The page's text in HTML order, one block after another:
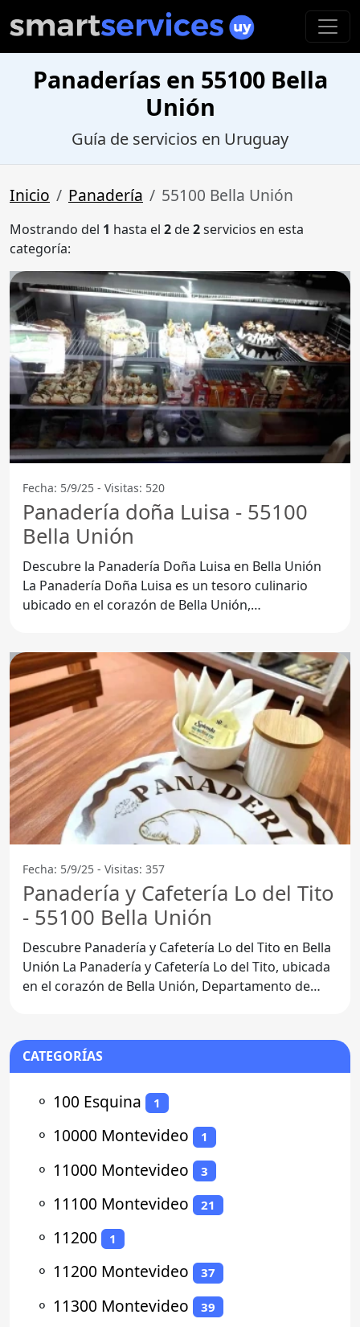
Panaderías en 55100 Bella
Unión
Guía de servicios en Uruguay
Inicio Panadería 55100 Bella Unión
Mostrando del 1 hasta el 2de2servicios en esta
categoría:
Fecha: 5/9/25 - Visitas: 520
Panadería doña Luisa - 55100
Bella Unión
Descubre la Panadería Doña Luisa en Bella Unión
La Panadería Doña Luisa es un tesoro culinario
ubicado en el corazón de Bella Unión,
Fecha: 5/9/25 - Visitas: 357
Panadería y Cafetería Lo del Tito
- 55100 Bella Unión
Descubre Panadería y Cafetería Lo del Tito en Bella
Unión La Panadería y Cafetería Lo del Tito, ubicada
en el corazón de Bella Unión, Departamento de
CATEGORÍAS
⚬ 100 Esquina 1
⚬ 10000 Montevideo 1
⚬ 11000 Montevideo 3
⚬ 11100 Montevideo 21
⚬ 11200 1
⚬ 11200 Montevideo 37
⚬ 11300 Montevideo 39